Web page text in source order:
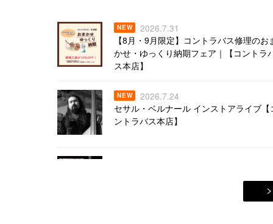
NEW
2026.7.31
【8月・9月限定】コントラバス修理のお
かせ・ゆっくり納期フェア｜【コントラ
ス本店】
NEW
2026.7.24
セサル・ベルナール インストアライブ【
ントラバス本店】